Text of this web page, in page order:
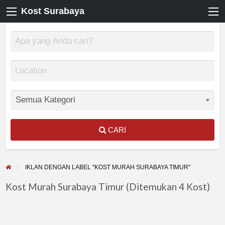
Kost Surabaya
CARI
IKLAN DENGAN LABEL "KOST MURAH SURABAYA TIMUR"
Kost Murah Surabaya Timur (Ditemukan 4 Kost)